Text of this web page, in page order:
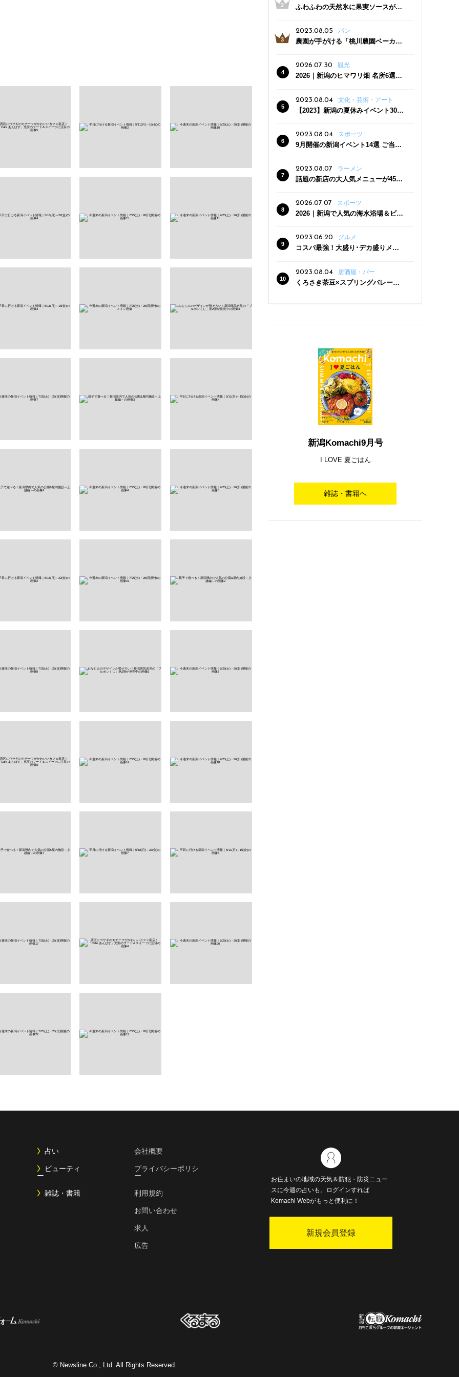
ふわふわの天然氷に果実ソースがた
三条駅近くにオープン
2023.08.05 パン
農園が手がける「桃川農園ベーカリ
った焼きたてパンのほか、ジェラー
トやスムージーも
2026.07.30 観光
2026｜新潟のヒマワリ畑 名所6選
2023.08.04
文化・芸術・アート
【2023】新潟の夏休みイベント30
2023.08.04
スポーツ
9月開催の新潟イベント14選 ご当地
2023.08.07 ラーメン
話題の新店の大人気メニューが450
クーポン登場
2026.07.07 スポーツ
2026｜新潟で人気の海水浴場＆ビー
2023.06.20
グルメ
コスパ最強！大盛り･デカ盛りメニ
2023.08.04
居酒屋・バー
くろさき茶豆×スプリングバレー豊
新潟Komachi9月号
I LOVE 夏ごはん
雑誌・書籍へ
占い
ビューティ
ー
雑誌・書籍
会社概要
プライバシーポリシ
ー
利用規約
お問い合わせ
求人
広告
お住まいの地域の天気＆防犯・防災ニュー
スに今週の占いも。ログインすれば
Komachi Webがもっと便利に！
新規会員登録
© Newsline Co., Ltd. All Rights Reserved.